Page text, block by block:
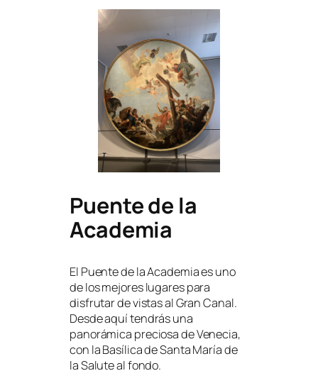
Puente de la
Academia
El Puente de la Academia es uno
de los mejores lugares para
disfrutar de vistas al Gran Canal.
Desde aquí tendrás una
panorámica preciosa de Venecia,
con la Basílica de Santa María de
la Salute al fondo.